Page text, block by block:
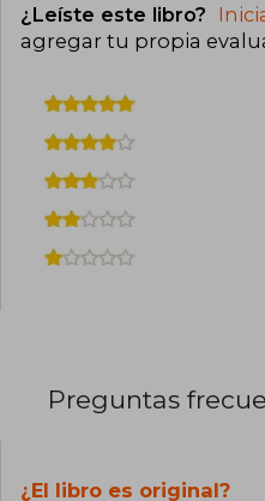
¿Leíste este libro?
agregar tu propia
Preguntas
¿El libro es original?